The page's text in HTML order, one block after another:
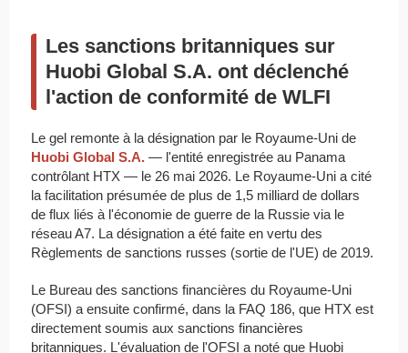
Les sanctions britanniques sur
Huobi Global S.A. ont déclenché
l'action de conformité de WLFI
Le gel remonte à la désignation par le Royaume-Uni de
Huobi Global S.A. — l'entité enregistrée au Panama
contrôlant HTX — le 26 mai 2026. Le Royaume-Uni a cité
la facilitation présumée de plus de 1,5 milliard de dollars
de flux liés à l'économie de guerre de la Russie via le
réseau A7. La désignation a été faite en vertu des
Règlements de sanctions russes (sortie de l'UE) de 2019.
Le Bureau des sanctions financières du Royaume-Uni
(OFSI) a ensuite confirmé, dans la FAQ 186, que HTX est
directement soumis aux sanctions financières
britanniques. L'évaluation de l'OFSI a noté que Huobi